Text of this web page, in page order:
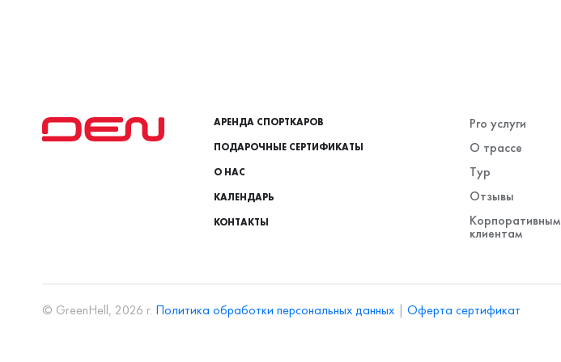
АРЕНДА СПОРТКАРОВ
ПОДАРОЧНЫЕ СЕРТИФИКАТЫ
О НАС
КАЛЕНДАРЬ
КОНТАКТЫ
Pro услуги
О трассе
Тур
Отзывы
Корпоративным
клиентам
© GreenHell, 2026 г. Политика обработки персональных данных | Оферта сертификат